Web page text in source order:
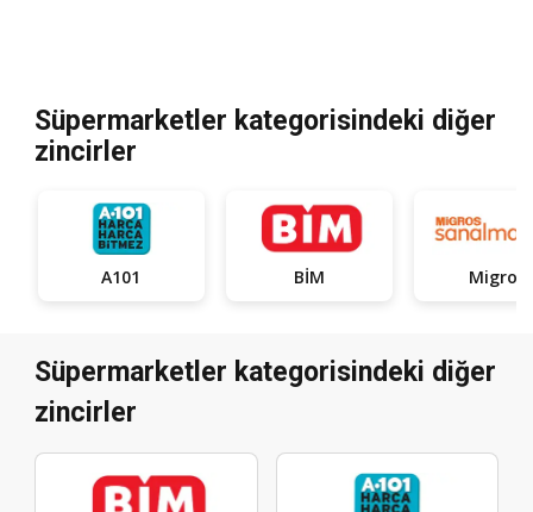
Süpermarketler kategorisindeki diğer
zincirler
A101 BİM Migros
Süpermarketler kategorisindeki diğer
zincirler